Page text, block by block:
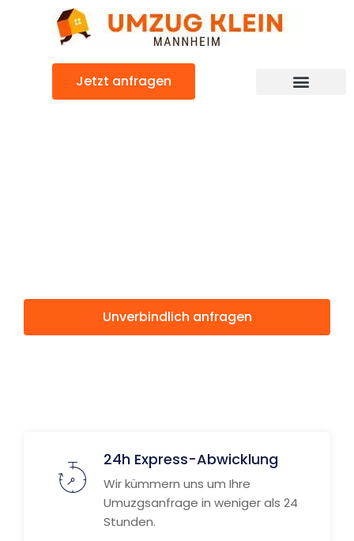
Jetzt anfragen
Unverbindlich anfragen
24h Express-Abwicklung
Wir kümmern uns um Ihre
Umuzgsanfrage in weniger als 24
Stunden.